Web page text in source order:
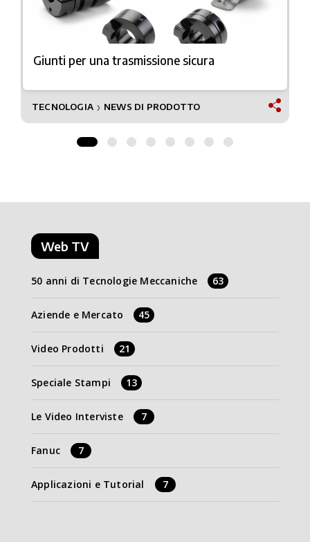
Giunti per una trasmissione sicura
TECNOLOGIA ❯ NEWS DI PRODOTTO
Web TV
50 anni di Tecnologie Meccaniche 63
Aziende e Mercato 45
Video Prodotti 21
Speciale Stampi 13
Le Video Interviste 7
Fanuc 7
Applicazioni e Tutorial 7